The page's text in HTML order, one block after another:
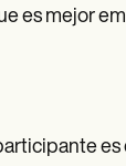
es mejor